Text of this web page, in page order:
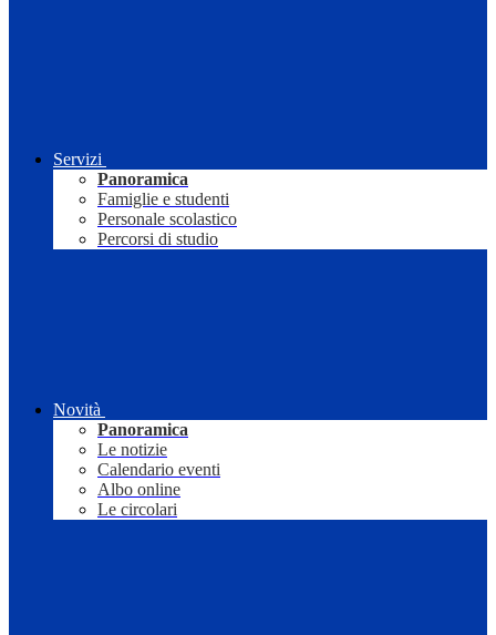
Servizi
Panoramica
Famiglie e studenti
Personale scolastico
Percorsi di studio
Novità
Panoramica
Le notizie
Calendario eventi
Albo online
Le circolari